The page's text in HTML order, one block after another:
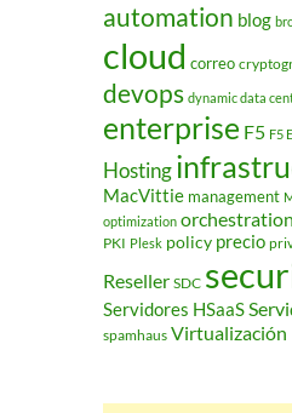
automation blog
cloud correo
devops dynamic data
enterprise F5 F5
Hosting
MacVittie management
optimization orchestration
PKI Plesk policy precio
Reseller SDC
Servidores HSaaS
spamhaus Virtualización